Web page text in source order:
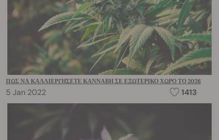
ΠΏΣ ΝΑ ΚΑΛΛΙΕΡΓΉΣΕΤΕ ΚΆΝΝΑΒΗ ΣΕ ΕΞΩΤΕΡΙΚΌ ΧΏΡΟ ΤΟ 2026
5 Jan 2022 1413